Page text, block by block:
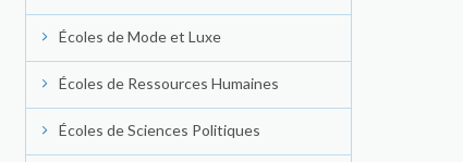
Écoles de Mode et Luxe
Écoles de Ressources Humaines
Écoles de Sciences Politiques